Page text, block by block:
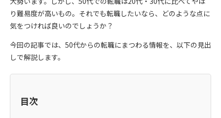
り難易度が高いもの。それでも転職したいなら、どのような点に
気をつければ良いのでしょうか？
今回の記事では、50代からの転職にまつわる情報を、以下の見出
しで解説します。
目次